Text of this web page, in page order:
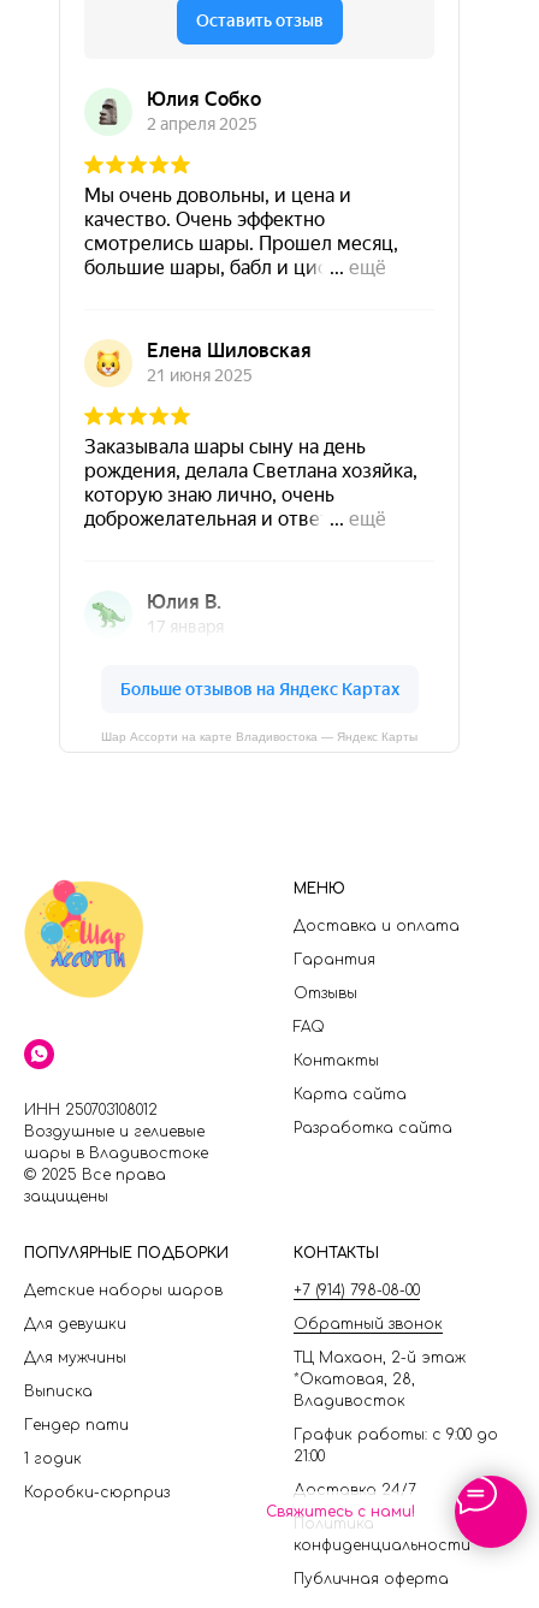
Свяжитесь с нами!
Шар Ассорти на карте Владивостока — Яндекс Карты
ИНН 250703108012
Воздушные и гелиевые
шары в Владивостоке
© 2025 Все права
защищены
МЕНЮ
Доставка и оплата
Гарантия
Отзывы
FAQ
Контакты
Карта сайта
Разработка сайта
ПОПУЛЯРНЫЕ ПОДБОРКИ
Детские наборы шаров
Для девушки
Для мужчины
Выписка
Гендер пати
1 годик
Коробки-сюрприз
КОНТАКТЫ
+7 (914) 798-08-00
Обратный звонок
ТЦ Махаон, 2-й этаж
*Окатовая, 28,
Владивосток
График работы: с 9:00 до
21:00
Доставка 24/7
Политика
конфиденциальности
Публичная оферта